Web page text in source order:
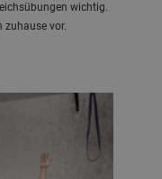
wichtig.
zuhause vor.